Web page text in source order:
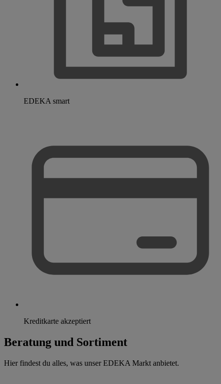
EDEKA smart
Kreditkarte akzeptiert
Beratung und Sortiment
Hier findest du alles, was unser EDEKA Markt anbietet.